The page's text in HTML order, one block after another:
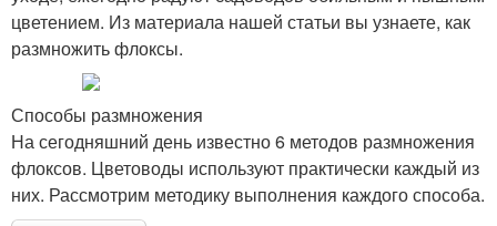
цветением. Из материала нашей статьи вы узнаете, как
размножить флоксы.
Способы размножения
На сегодняшний день известно 6 методов размножения
флоксов. Цветоводы используют практически каждый из
них. Рассмотрим методику выполнения каждого способа.